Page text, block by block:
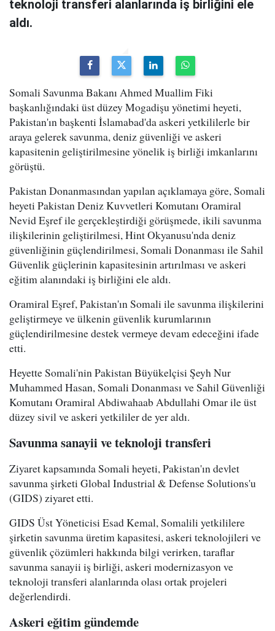
teknoloji transferi alanlarında iş birliğini ele
aldı.
Somali Savunma Bakanı Ahmed Muallim Fiki
başkanlığındaki üst düzey Mogadişu yönetimi heyeti,
Pakistan'ın başkenti İslamabad'da askeri yetkililerle bir
araya gelerek savunma, deniz güvenliği ve askeri
kapasitenin geliştirilmesine yönelik iş birliği imkanlarını
görüştü.
Pakistan Donanmasından yapılan açıklamaya göre, Somali
heyeti Pakistan Deniz Kuvvetleri Komutanı Oramiral
Nevid Eşref ile gerçekleştirdiği görüşmede, ikili savunma
ilişkilerinin geliştirilmesi, Hint Okyanusu'nda deniz
güvenliğinin güçlendirilmesi, Somali Donanması ile Sahil
Güvenlik güçlerinin kapasitesinin artırılması ve askeri
eğitim alanındaki iş birliğini ele aldı.
Oramiral Eşref, Pakistan'ın Somali ile savunma ilişkilerini
geliştirmeye ve ülkenin güvenlik kurumlarının
güçlendirilmesine destek vermeye devam edeceğini ifade
etti.
Heyette Somali'nin Pakistan Büyükelçisi Şeyh Nur
Muhammed Hasan, Somali Donanması ve Sahil Güvenliği
Komutanı Oramiral Abdiwahaab Abdullahi Omar ile üst
düzey sivil ve askeri yetkililer de yer aldı.
Savunma sanayii ve teknoloji transferi
Ziyaret kapsamında Somali heyeti, Pakistan'ın devlet
savunma şirketi Global Industrial & Defense Solutions'u
(GIDS) ziyaret etti.
GIDS Üst Yöneticisi Esad Kemal, Somalili yetkililere
şirketin savunma üretim kapasitesi, askeri teknolojileri ve
güvenlik çözümleri hakkında bilgi verirken, taraflar
savunma sanayii iş birliği, askeri modernizasyon ve
teknoloji transferi alanlarında olası ortak projeleri
değerlendirdi.
Askeri eğitim gündemde